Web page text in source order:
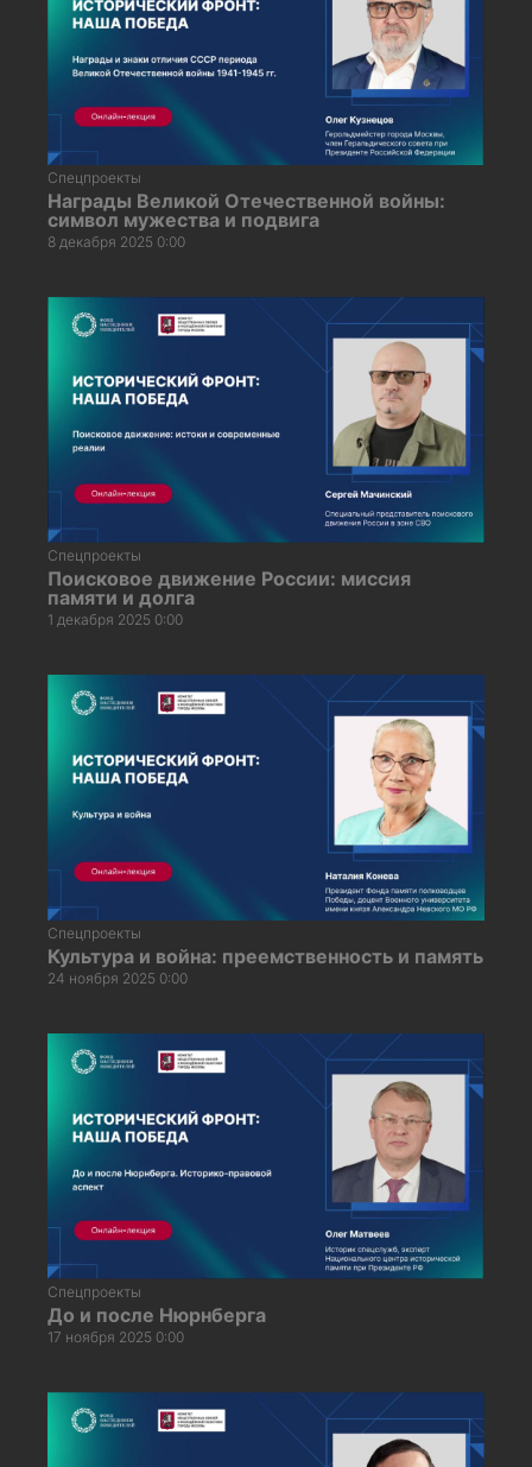
Спецпроекты
Награды Великой Отечественной войны:
символ мужества и подвига
8 декабря 2025 0:00
Спецпроекты
Поисковое движение России: миссия
памяти и долга
1 декабря 2025 0:00
Спецпроекты
Культура и война: преемственность и память
24 ноября 2025 0:00
Спецпроекты
До и после Нюрнберга
17 ноября 2025 0:00